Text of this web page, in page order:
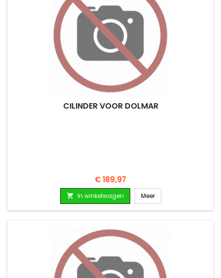
CILINDER VOOR DOLMAR
Prijs
€ 189,97
 In winkelwagen Meer